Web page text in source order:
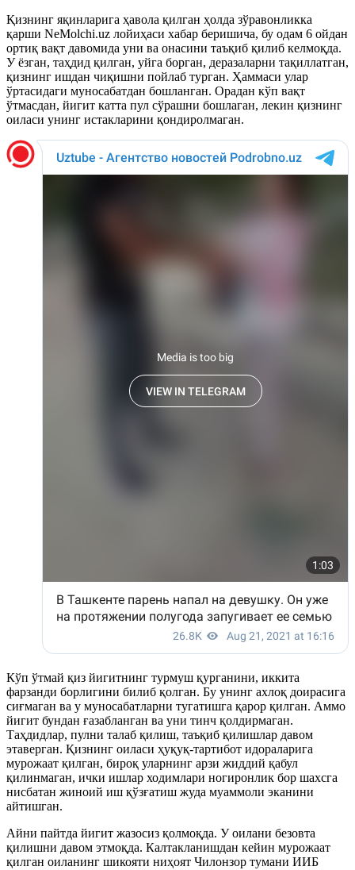
Қизнинг яқинларига ҳавола қилган ҳолда зўравонликка
қарши NeMolchi.uz лойиҳаси хабар беришича, бу одам 6 ойдан
ортиқ вақт давомида уни ва онасини таъқиб қилиб келмоқда.
У ёзган, таҳдид қилган, уйга борган, деразаларни тақиллатган,
қизнинг ишдан чиқишни пойлаб турган. Ҳаммаси улар
ўртасидаги муносабатдан бошланган. Орадан кўп вақт
ўтмасдан, йигит катта пул сўрашни бошлаган, лекин қизнинг
оиласи унинг истакларини қондиролмаган.
Кўп ўтмай қиз йигитнинг турмуш қурганини, иккита
фарзанди борлигини билиб қолган. Бу унинг ахлоқ доирасига
сиғмаган ва у муносабатларни тугатишга қарор қилган. Аммо
йигит бундан ғазабланган ва уни тинч қолдирмаган.
Таҳдидлар, пулни талаб қилиш, таъқиб қилишлар давом
этаверган. Қизнинг оиласи ҳуқуқ-тартибот идораларига
мурожаат қилган, бироқ уларнинг арзи жиддий қабул
қилинмаган, ички ишлар ходимлари ногиронлик бор шахсга
нисбатан жиноий иш қўзғатиш жуда муаммоли эканини
айтишган.
Айни пайтда йигит жазосиз қолмоқда. У оилани безовта
қилишни давом этмоқда. Калтакланишдан кейин мурожаат
қилган оиланинг шикояти ниҳоят Чилонзор тумани ИИБ